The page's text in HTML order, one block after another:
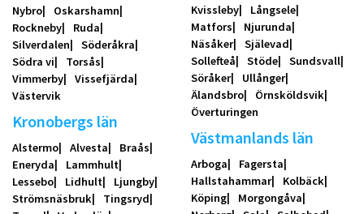
Nybro
Oskarshamn
Rockneby
Ruda
Silverdalen
Söderåkra
Södra vi
Torsås
Vimmerby
Vissefjärda
Västervik
Kronobergs län
Alstermo Alvesta
Braås
Eneryda
Lammhult
Lessebo
Lidhult
Ljungby
Strömsnäsbruk
Tingsryd
Kvissleby
Långsele
Matfors
Njurunda
Näsåker
Själevad
Sollefteå
Stöde
Sundsvall
Söråker
Ullånger
Älandsbro
Örnsköldsvik
Överturingen
Västmanlands län
Arboga
Fagersta
Hallstahammar
Kolbäck
Köping
Morgongåva